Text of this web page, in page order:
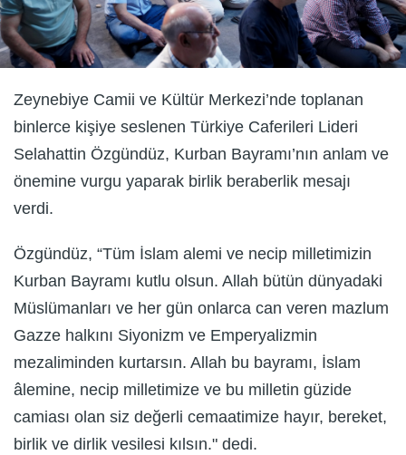
Zeynebiye Camii ve Kültür Merkezi’nde toplanan
binlerce kişiye seslenen Türkiye Caferileri Lideri
Selahattin Özgündüz, Kurban Bayramı’nın anlam ve
önemine vurgu yaparak birlik beraberlik mesajı
verdi.
Özgündüz, “Tüm İslam alemi ve necip milletimizin
Kurban Bayramı kutlu olsun. Allah bütün dünyadaki
Müslümanları ve her gün onlarca can veren mazlum
Gazze halkını Siyonizm ve Emperyalizmin
mezaliminden kurtarsın. Allah bu bayramı, İslam
âlemine, necip milletimize ve bu milletin güzide
camiası olan siz değerli cemaatimize hayır, bereket,
birlik ve dirlik vesilesi kılsın." dedi.